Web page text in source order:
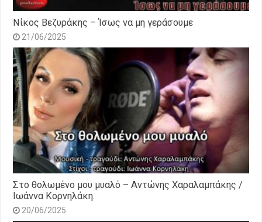
Νίκος Βεζυράκης – Ίσως να μη γεράσουμε
21/06/2025
Στο θολωμένο μου μυαλό – Αντώνης Χαραλαμπάκης /
Ιωάννα Κορνηλάκη.
20/06/2025